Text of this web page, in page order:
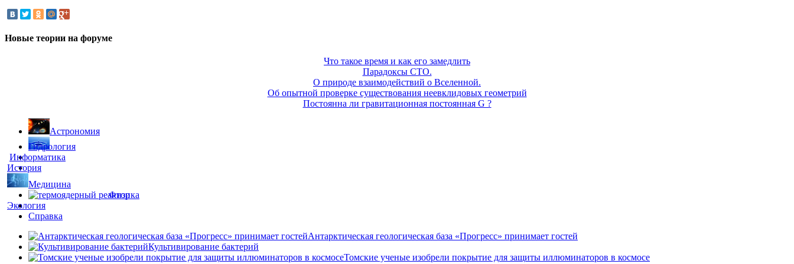
Новые теории на форуме
Что такое время и как его замедлить
Парадоксы СТО.
О природе взаимодействий о Вселенной.
Об опытной проверке существования неевклидовых геометрий
Постоянна ли гравитационная постоянная G ?
Астрономия
Гидрология
Информатика
История
Медицина
Физика
Экология
Справка
Антарктическая геологическая база «Прогресс» принимает гостей
Культивирование бактерий
Томские ученые изобрели покрытие для защиты иллюминаторов в космосе